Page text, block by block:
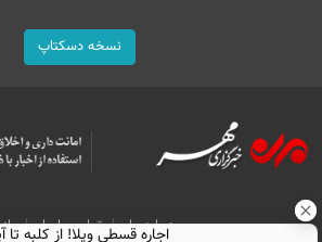
نسخه دسکتاپ
درباره ما تماس با ما